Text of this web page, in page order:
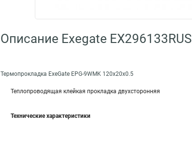
Описание Exegate EX296133RUS
Термопрокладка ExeGate EPG-9WMK 120x20x0.5
Теплопроводящая клейкая прокладка двухсторонняя
Технические характеристики